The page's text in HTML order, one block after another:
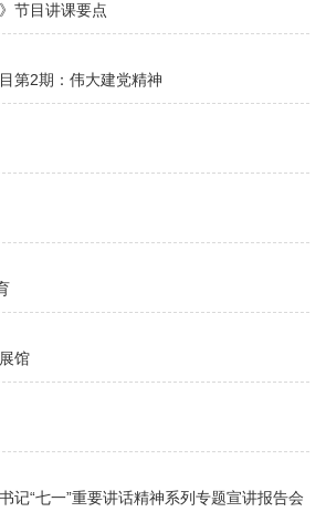
节目讲课要点
第2期：伟大建党精神
馆
记“七一”重要讲话精神系列专题宣讲报告会